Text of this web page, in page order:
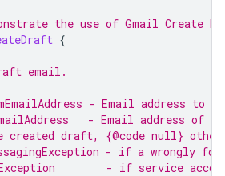
the use of Gmail Create
{
email.
- Email address to
- Email address of
created draft, {@code null}
- if a wrongly
- if service